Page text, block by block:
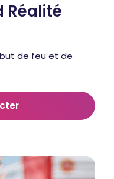
Réalité
de feu et de